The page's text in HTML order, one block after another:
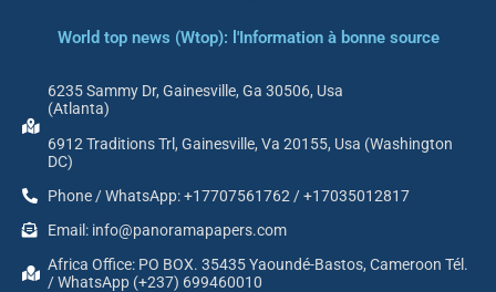
World top news (Wtop): l'Information à bonne source
6235 Sammy Dr, Gainesville, Ga 30506, Usa
(Atlanta)
6912 Traditions Trl, Gainesville, Va 20155, Usa (Washington
DC)
Phone / WhatsApp: +17707561762 / +17035012817
Email: info@panoramapapers.com
Africa Office: PO BOX. 35435 Yaoundé-Bastos, Cameroon Tél.
/ WhatsApp (+237) 699460010